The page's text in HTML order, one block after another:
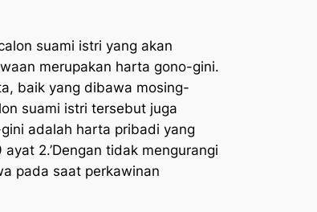
suami istri yang akan
merupakan harta gono-gini.
baik yang dibawa mosing-
suami istri tersebut juga
adalah harta pribadi yang
2.’Dengan tidak mengurangi
pada saat perkawinan